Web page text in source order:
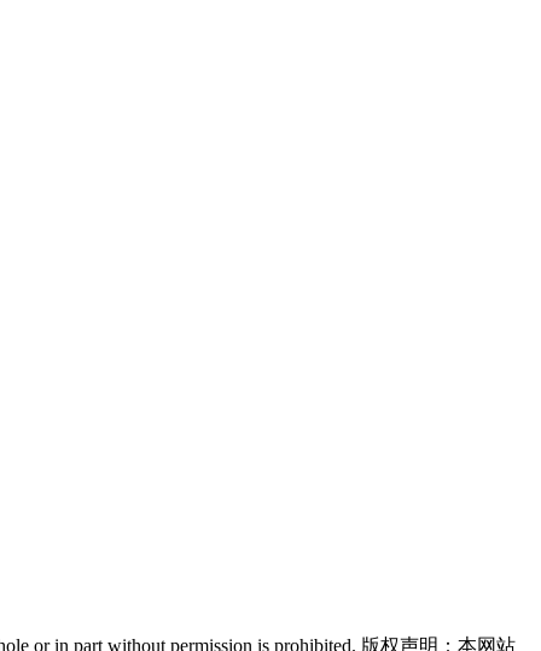
or in part without permission is prohibited. 版权声明：本网站